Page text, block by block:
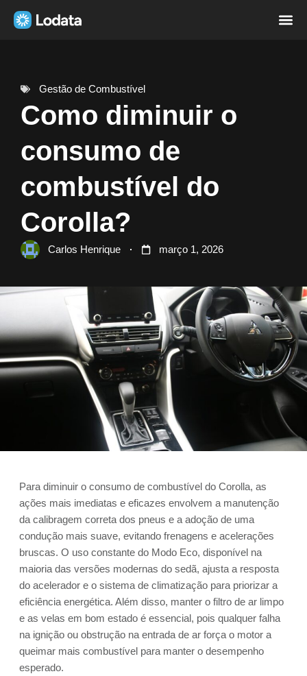
Gestão de Combustível
Como diminuir o
consumo de
combustível do
Corolla?
Carlos Henrique março 1, 2026
Para diminuir o consumo de combustível do Corolla, as
ações mais imediatas e eficazes envolvem a manutenção
da calibragem correta dos pneus e a adoção de uma
condução mais suave, evitando frenagens e acelerações
bruscas. O uso constante do Modo Eco, disponível na
maioria das versões modernas do sedã, ajusta a resposta
do acelerador e o sistema de climatização para priorizar a
eficiência energética. Além disso, manter o filtro de ar limpo
e as velas em bom estado é essencial, pois qualquer falha
na ignição ou obstrução na entrada de ar força o motor a
queimar mais combustível para manter o desempenho
esperado.